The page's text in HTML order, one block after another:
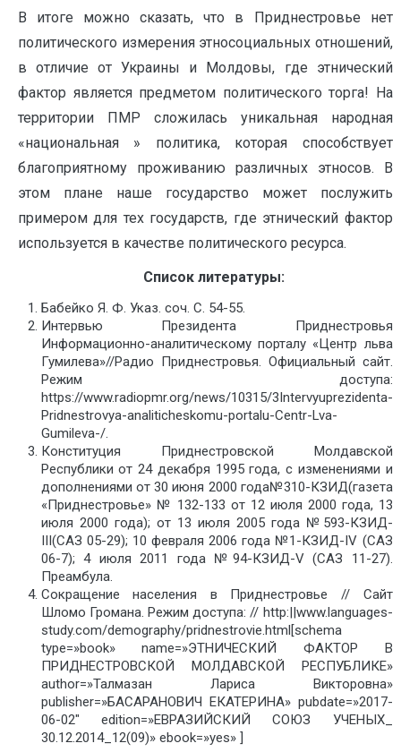
В итоге можно сказать, что в Приднестровье нет
политического измерения этносоциальных отношений,
в отличие от Украины и Молдовы, где этнический
фактор является предметом политического торга! На
территории ПМР сложилась уникальная народная
«национальная » политика, которая способствует
благоприятному проживанию различных этносов. В
этом плане наше государство может послужить
примером для тех государств, где этнический фактор
используется в качестве политического ресурса.
Список литературы:
Бабейко Я. Ф. Указ. соч. С. 54-55.
Интервью Президента Приднестровья
Информационно-аналитическому порталу «Центр льва
Гумилева»//Радио Приднестровья. Официальный сайт.
Режим доступа:
https://www.radiopmr.org/news/10315/3Intervyuprezidenta-
Pridnestrovya-analiticheskomu-portalu-Centr-Lva-
Gumileva-/.
Конституция Приднестровской Молдавской
Республики от 24 декабря 1995 года, с изменениями и
дополнениями от 30 июня 2000 года№310-КЗИД(газета
«Приднестровье» № 132-133 от 12 июля 2000 года, 13
июля 2000 года); от 13 июля 2005 года №593-КЗИД-
III(САЗ 05-29); 10 февраля 2006 года №1-КЗИД-IV (САЗ
06-7); 4 июля 2011 года №94-КЗИД-V (САЗ 11-27).
Преамбула.
Сокращение населения в Приднестровье // Сайт
Шломо Громана. Режим доступа: // http:||www.languages-
study.com/demography/pridnestrovie.html[schema
type=»book» name=»ЭТНИЧЕСКИЙ ФАКТОР В
ПРИДНЕСТРОВСКОЙ МОЛДАВСКОЙ РЕСПУБЛИКЕ»
author=»Талмазан Лариса Викторовна»
publisher=»БАСАРАНОВИЧ ЕКАТЕРИНА» pubdate=»2017-
06-02″ edition=»ЕВРАЗИЙСКИЙ СОЮЗ УЧЕНЫХ_
30.12.2014_12(09)» ebook=»yes» ]